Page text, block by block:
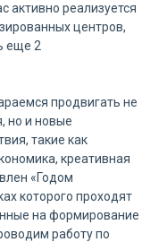
реализуется
центров,
еще 2
продвигать не
но и новые
такие как
креативная
«Годом
которого проходят
на формирование
работу по